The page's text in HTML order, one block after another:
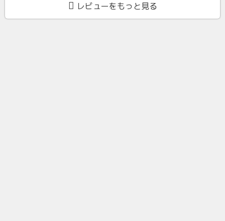
レビューをもっと見る